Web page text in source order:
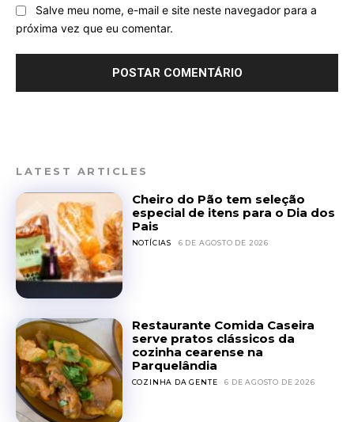
Salve meu nome, e-mail e site neste navegador para a
próxima vez que eu comentar.
LATEST ARTICLES
Cheiro do Pão tem seleção
especial de itens para o Dia dos
Pais
NOTÍCIAS 6 DE AGOSTO DE 2026
Restaurante Comida Caseira
serve pratos clássicos da
cozinha cearense na
Parquelândia
COZINHA DA GENTE 6 DE AGOSTO DE 2026